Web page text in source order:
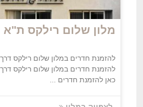
מלון שלום רילקס ת"א
כאן להזמנת חדרים ...